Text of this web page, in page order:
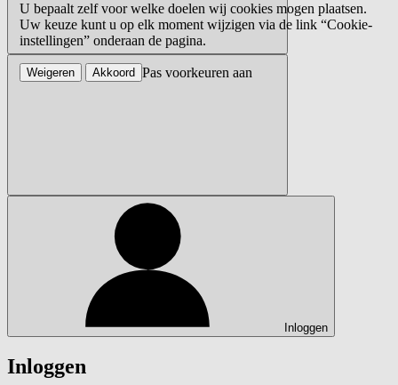
Inloggen
Inloggen
U bepaalt zelf voor welke doelen wij cookies mogen plaatsen.
Uw keuze kunt u op elk moment wijzigen via de link “Cookie-
instellingen” onderaan de pagina.
Pas voorkeuren aan
Weigeren Akkoord